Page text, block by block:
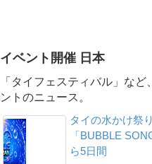
イベント開催 日本
「タイフェスティバル」な
ントのニュース。
タイの水かけ祭
「BUBBLE
ら5日間